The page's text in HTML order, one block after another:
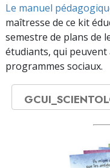
Le manuel
maîtresse de ce kit
semestre de plans de
étudiants, qui
programmes sociaux.